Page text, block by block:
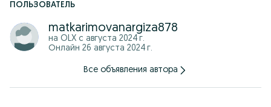
ПОЛЬЗОВАТЕЛЬ
matkarimovanargiza878
на OLX с августа 2024 г.
Онлайн 26 августа 2024 г.
Все объявления автора